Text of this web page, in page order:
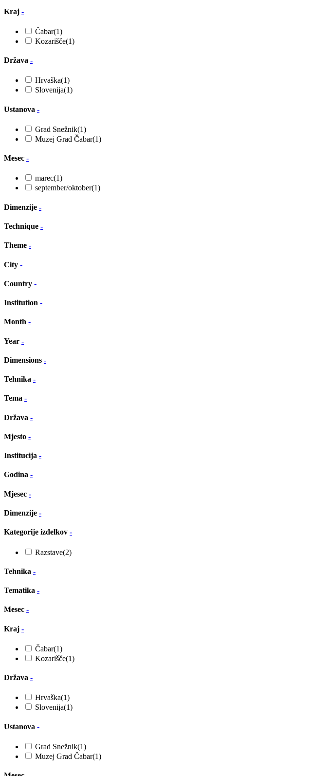
Kraj -
Čabar(1)
Kozarišče(1)
Država -
Hrvaška(1)
Slovenija(1)
Ustanova -
Grad Snežnik(1)
Muzej Grad Čabar(1)
Mesec -
marec(1)
september/oktober(1)
Dimenzije -
Technique -
Theme -
City -
Country -
Institution -
Month -
Year -
Dimensions -
Tehnika -
Tema -
Država -
Mjesto -
Institucija -
Godina -
Mjesec -
Dimenzije -
Kategorije izdelkov -
Razstave(2)
Tehnika -
Tematika -
Mesec -
Kraj -
Čabar(1)
Kozarišče(1)
Država -
Hrvaška(1)
Slovenija(1)
Ustanova -
Grad Snežnik(1)
Muzej Grad Čabar(1)